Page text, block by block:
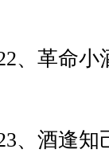
革命小
酒逢知